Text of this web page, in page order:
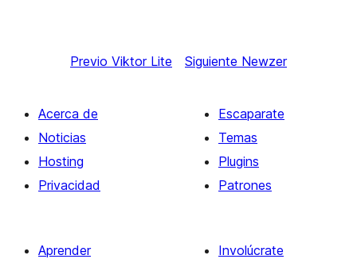
Previo Viktor Lite Siguiente Newzer
Acerca de
Noticias
Hosting
Privacidad
Escaparate
Temas
Plugins
Patrones
Aprender
Involúcrate